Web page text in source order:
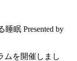
眠 Presented by
ムを開催しまし